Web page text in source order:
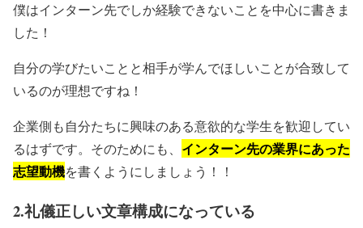
僕はインターン先でしか経験できないことを中心に書きま
した！
自分の学びたいことと相手が学んでほしいことが合致して
いるのが理想ですね！
企業側も自分たちに興味のある意欲的な学生を歓迎してい
るはずです。そのためにも、 インターン先の業界にあった
志望動機を書くようにしましょう！！
2.礼儀正しい文章構成になっている